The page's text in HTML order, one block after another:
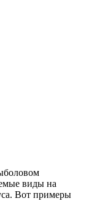
виды на
Вот примеры